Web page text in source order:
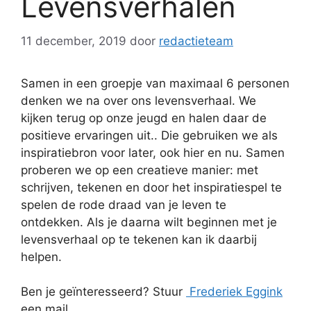
11 december, 2019 door redactieteam
Samen in een groepje van maximaal 6 personen
denken we na over ons levensverhaal. We
kijken terug op onze jeugd en halen daar de
positieve ervaringen uit.. Die gebruiken we als
inspiratiebron voor later, ook hier en nu. Samen
proberen we op een creatieve manier: met
schrijven, tekenen en door het inspiratiespel te
spelen de rode draad van je leven te
ontdekken. Als je daarna wilt beginnen met je
levensverhaal op te tekenen kan ik daarbij
helpen.
Ben je geïnteresseerd? Stuur Frederiek Eggink